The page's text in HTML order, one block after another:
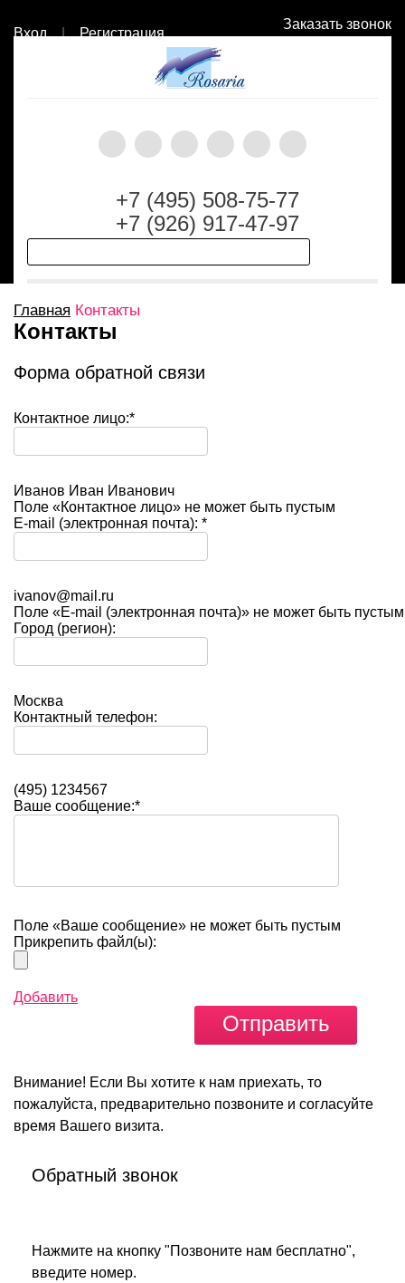
Вход | Регистрация
Заказать звонок
+7 (495) 508-75-77
+7 (926) 917-47-97
Главная Контакты
Контакты
Форма обратной связи
Контактное лицо:*
Иванов Иван Иванович
Поле «Контактное лицо» не может быть пустым
E-mail (электронная почта): *
ivanov@mail.ru
Поле «E-mail (электронная почта)» не может быть пустым
Город (регион):
Москва
Контактный телефон:
(495) 1234567
Ваше сообщение:*
Поле «Ваше сообщение» не может быть пустым
Прикрепить файл(ы):
Добавить
Внимание! Если Вы хотите к нам приехать, то
пожалуйста, предварительно позвоните и согласуйте
время Вашего визита.
Обратный звонок
Нажмите на кнопку "Позвоните нам бесплатно",
введите номер.